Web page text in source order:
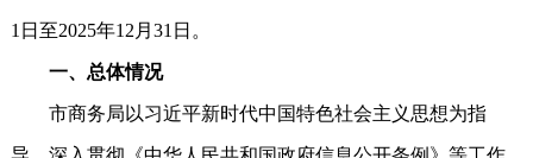
1日至2025年12月31日。
一、总体情况
市商务局以习近平新时代中国特色社会主义思想为指